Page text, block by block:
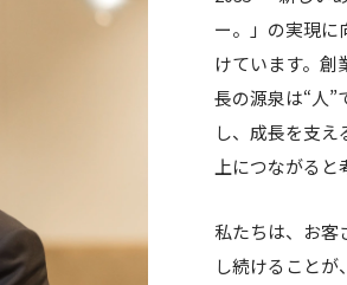
ー。」の実現に
けています。創
長の源泉は“人”
し、成長を支
上につながると
私たちは、お客
し続けることが